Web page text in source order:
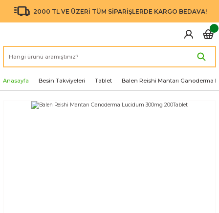
2000 TL VE ÜZERİ TÜM SİPARİŞLERDE KARGO BEDAVA!
Anasayfa Besin Takviyeleri Tablet Balen Reishi Mantarı Ganoderma